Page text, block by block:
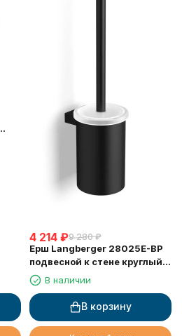
4 214 ₽9 280 ₽
Ерш Langberger 28025E-BP
подвесной к стене круглый
черныйВ наличии
В корзину